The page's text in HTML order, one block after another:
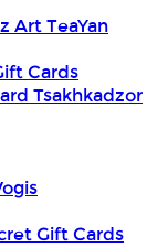
ArtTeaYan
Cards
Tsakhkadzor
Gift Cards